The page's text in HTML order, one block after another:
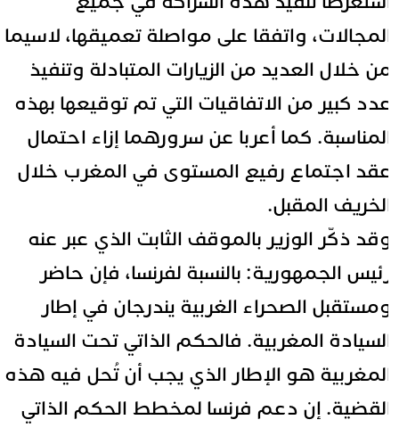
واتفقا على مواصلة تعميقها، لاسيما
خلال العديد من الزيارات المتبادلة وتنفيذ
كبير من الاتفاقيات التي تم توقيعها بهذه
كما أعربا عن سرورهما إزاء احتمال
اجتماع رفيع المستوى في المغرب خلال
المقبل.
ذكّر الوزير بالموقف الثابت الذي عبر عنه
الجمهورية: بالنسبة لفرنسا، فإن حاضر
الصحراء الغربية يندرجان في إطار
المغربية. فالحكم الذاتي تحت السيادة
هو الإطار الذي يجب أن تُحل فيه هذه
إن دعم فرنسا لمخطط الحكم الذاتي